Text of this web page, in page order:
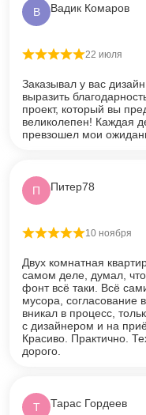
В Вадик Комаров
Оценка5из 5
22 июля
Заказывал у вас
выразить
проект, который вы
великолепен! Каждая
превзошел мои
П Питер78
Оценка5из 5
10 ноября
Двух комнатная
самом деле, думал,
фонт всё таки. Всё
мусора, согласование
вникал в процесс,
с дизайнером и на
Красиво. Практично.
дорого.
Т Тарас Гордеев